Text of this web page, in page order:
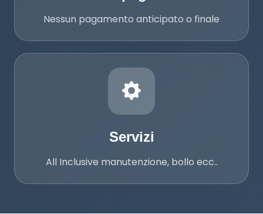
Nessun pagamento anticipato o finale
Servizi
Servizi
All Inclusive manutenzione, bollo ecc..